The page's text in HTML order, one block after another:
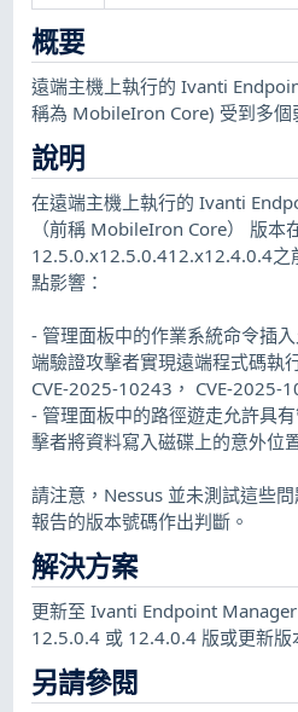
概要
遠端主機上執行的 Ivanti
稱為 MobileIron Core) 受到多個
說明
在遠端主機上執行的 Ivanti
（前稱 MobileIron Core） 版
12.5.0.x12.5.0.412.x12.4.0.4之
點影響：
- 管理面板中的作業系統命令插
端驗證攻擊者實現遠端程式碼執
CVE-2025-10243， CVE-2025-
- 管理面板中的路徑遊走允許具
擊者將資料寫入磁碟上的意外位
請注意，Nessus 並未測試這些
報告的版本號碼作出判斷。
解決方案
更新至 Ivanti Endpoint
12.5.0.4 或 12.4.0.4 版或更新版
另請參閱